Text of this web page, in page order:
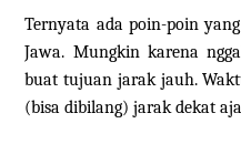
Ternyata ada poin-poin
Jawa. Mungkin karena
buat tujuan jarak jauh.
(bisa dibilang) jarak dekat